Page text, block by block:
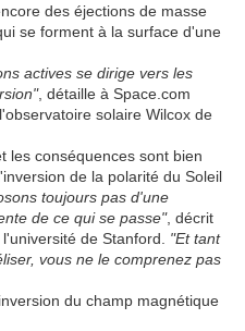
des éjections de masse
se forment à la surface d'une
actives se dirige vers les
, détaille à Space.com
solaire Wilcox de
les conséquences sont bien
de la polarité du Soleil
toujours pas d'une
de ce qui se passe", décrit
de Stanford. "Et tant
vous ne le comprenez pas
du champ magnétique